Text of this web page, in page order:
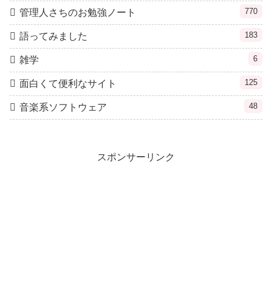
管理人さちのお勉強ノート 770
語ってみました 183
雑学 6
面白くて便利なサイト 125
音楽系ソフトウェア 48
スポンサーリンク